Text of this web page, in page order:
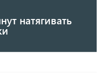
натягивать